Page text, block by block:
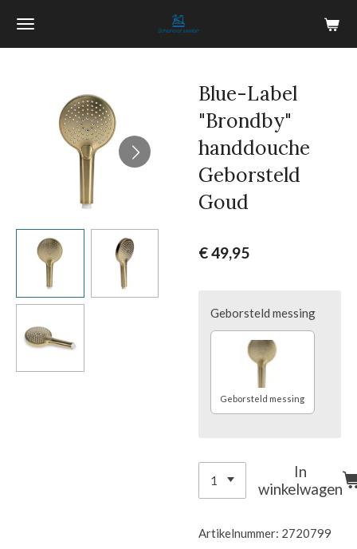
Ga
hoofdinhoud
Blue-Label
"Brondby"
handdouche
Geborsteld
Goud
€ 49,95
Geborsteld messing
Geborsteld messing
In
winkelwagen
Artikelnummer: 2720799